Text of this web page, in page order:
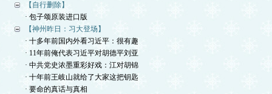
【自行删除】
· 包子颂原装进口版
【神州昨日：习大登场】
· 十多年前国内外看习近平：很有趣
· 11年前俺代表习近平对胡德平刘亚
· 中共党史浓墨重彩好戏：江对胡锦
· 十年前王岐山就给了大家这把钥匙
· 要命的真话与真相